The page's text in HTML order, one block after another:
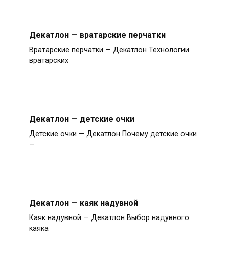
Декатлон — вратарские перчатки
Вратарские перчатки — Декатлон Технологии
вратарских
Декатлон — детские очки
Детские очки — Декатлон Почему детские очки
—
Декатлон — каяк надувной
Каяк надувной — Декатлон Выбор надувного
каяка